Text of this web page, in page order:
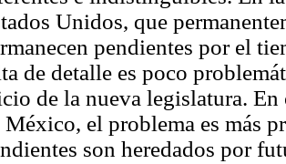
Unidos, que
pendientes por el
de detalle es poco
de la nueva legislatura.
México, el problema es más
son heredados por